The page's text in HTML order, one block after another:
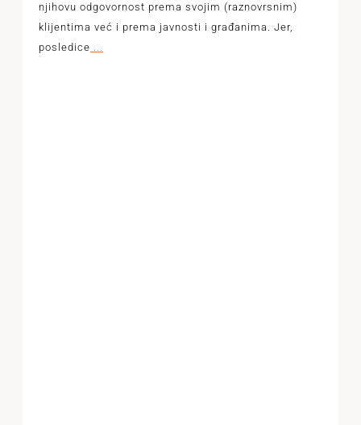
njihovu odgovornost prema svojim (raznovrsnim)
klijentima već i prema javnosti i građanima. Jer,
posledice ...